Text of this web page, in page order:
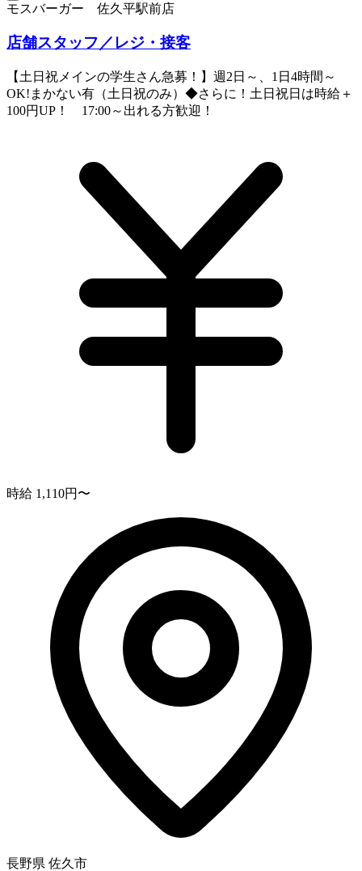
モスバーガー 佐久平駅前店
店舗スタッフ／レジ・接客
【土日祝メインの学生さん急募！】週2日～、1日4時間～
OK!まかない有（土日祝のみ）◆さらに！土日祝日は時給＋
100円UP！ 17:00～出れる方歓迎！
時給 1,110円〜
長野県 佐久市